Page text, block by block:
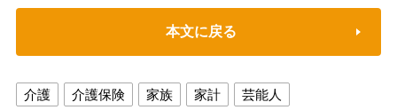
本文に戻る
介護 介護保険 家族 家計 芸能人